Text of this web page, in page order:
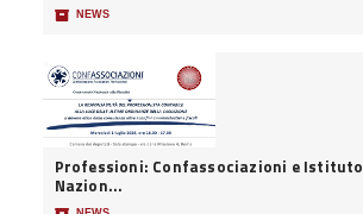
📦 NEWS
Professioni: Confassociazioni e Istituto
Nazion...